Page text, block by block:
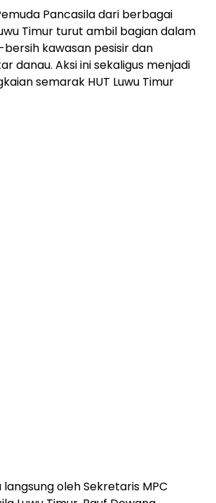
Pancasila dari berbagai
Timur turut ambil bagian dalam
kawasan pesisir dan
danau. Aksi ini sekaligus menjadi
semarak HUT Luwu Timur
oleh Sekretaris MPC